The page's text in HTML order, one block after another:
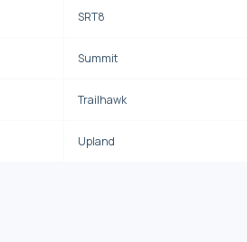
SRT8
Summit
Trailhawk
Upland